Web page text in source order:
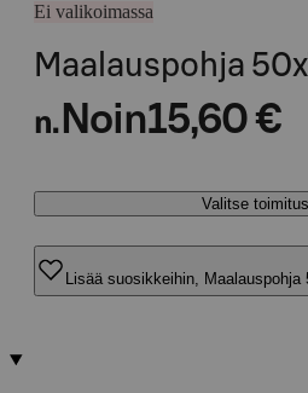
Ei valikoimassa
Maalauspohja
n. Noin15,60 €
Valitse
Lisää suosikkeihin, Maalauspohja